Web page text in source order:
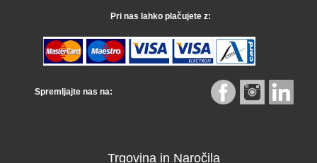
Pri nas lahko plačujete z:
Spremljajte nas na:
Trgovina in Naročila